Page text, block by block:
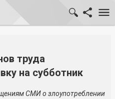
труда
на субботник
СМИ о злоупотреблении